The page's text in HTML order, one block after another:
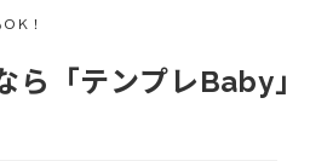
Ｋ！
「テンプレBaby」